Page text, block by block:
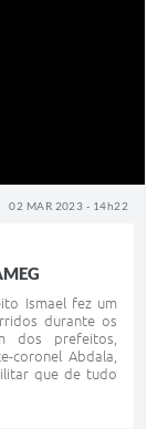
02 MAR 2023 - 14h22
Ismael fez um
durante os
dos prefeitos,
coronel Abdala,
que de tudo